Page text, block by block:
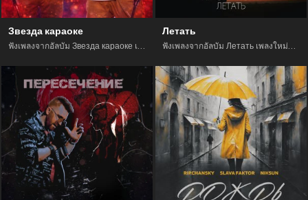
Звезда караоке
ฟังเพลงจากอัลบัม Звезда караоке เพลงใหม่จาก อัพเดทเพลงใหม่ล่าสุดก่อนใคร ตลอดปี 2021
Летать
ฟังเพลงจากอัลบัม Летать เพลงใหม่จาก อัพเดทเพลงใหม่ล่าสุดก่อนใคร ตลอดปี 2021